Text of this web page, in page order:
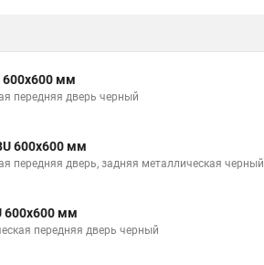
600х600 мм
передняя дверь черный
600х600 мм
передняя дверь, задняя металлическая черный
600х600 мм
передняя дверь черный